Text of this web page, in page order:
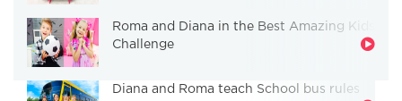
Roma and Diana in the Best Amazing Kids
Challenge
Diana and Roma teach School bus rules